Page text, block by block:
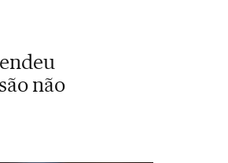
não